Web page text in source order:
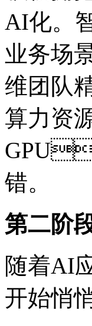
AI化。
业务场
维团队精
算力资
错。
第二阶段
随着AI
开始悄